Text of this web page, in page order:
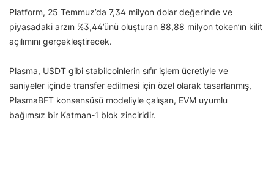
Platform, 25 Temmuz’da 7,34 milyon dolar değerinde ve
piyasadaki arzın %3,44’ünü oluşturan 88,88 milyon token’ın kilit
açılımını gerçekleştirecek.
Plasma, USDT gibi stabilcoinlerin sıfır işlem ücretiyle ve
saniyeler içinde transfer edilmesi için özel olarak tasarlanmış,
PlasmaBFT konsensüsü modeliyle çalışan, EVM uyumlu
bağımsız bir Katman-1 blok zinciridir.